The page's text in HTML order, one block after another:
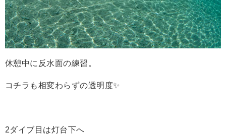
休憩中に反水面の練習。
コチラも相変わらずの透明度✨
2ダイブ目は灯台下へ